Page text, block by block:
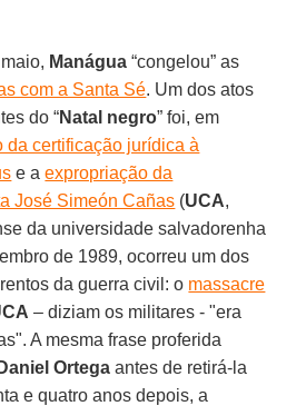
Manágua “congelou” as
com a Santa Sé. Um dos atos
do “Natal negro” foi, em
da certificação jurídica à
e aexpropriação da
José Simeón Cañas (UCA,
da universidade salvadorenha
de 1989, ocorreu um dos
da guerra civil: o massacre
– diziam os militares - "era
A mesma frase proferida
Daniel Ortega antes de retirá-la
e quatro anos depois, a